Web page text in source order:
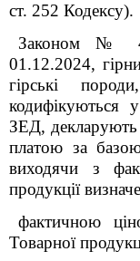
ст. 252 Кодексу).
Законом №
01.12.2024,
гірські
кодифікуються
ЗЕД, декларують
платою за
виходячи з
продукції
фактичною
Товарної